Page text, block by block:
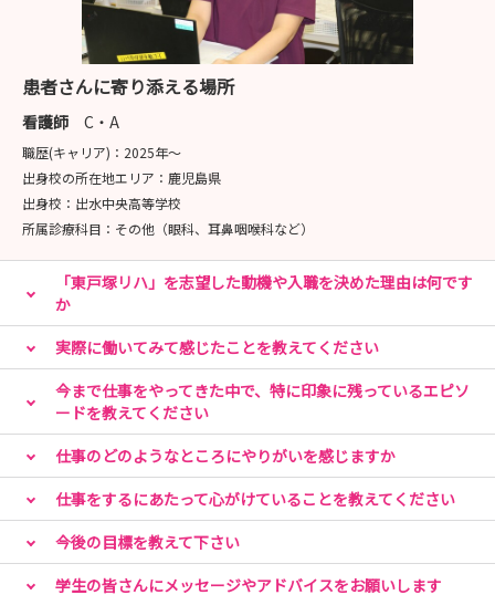
時間：9:30～15:00頃まで
内容：就業体験・病院紹介・教育体制の説明・施設見学・
質疑応答など
★お申込みはマイナビ看護学生 説明会予約ページよりお
待ちしております！
■病院見学会
開催場所：イムス横浜東戸塚総合リハビリテーション病院
開催日程：病院見学会予約ページをご確認ください（8月
末までの日程公開中！）
時間：午前の部 10:00~12:00頃まで
午後の部 14:00~16:00頃まで
内容：病院紹介、教育体制の説明、施設見学、質疑応答な
ど
※「こんなこと知りたい！」とリクエストも可能！
★お申込みはマイナビ看護学生 説明会予約ページよりお
待ちしております！
みなさんの応募をお待ちしております！
患者さんに寄り添える場所
看護師 C・A
職歴(キャリア)： 2025年〜
出身校の所在地エリア： 鹿児島県
出身校： 出水中央高等学校
所属診療科目： その他（眼科、耳鼻咽喉科など）
「東戸塚リハ」を志望した動機や入職を決めた理由は何です
か
実際に働いてみて感じたことを教えてください
今まで仕事をやってきた中で、特に印象に残っているエピソ
ードを教えてください
仕事のどのようなところにやりがいを感じますか
仕事をするにあたって心がけていることを教えてください
今後の目標を教えて下さい
学生の皆さんにメッセージやアドバイスをお願いします